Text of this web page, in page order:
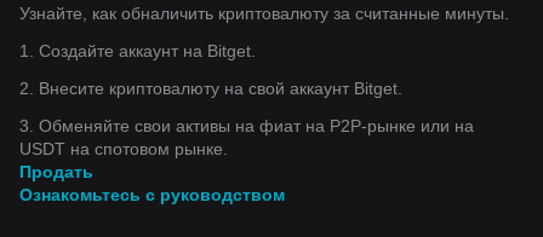
Узнайте, как обналичить криптовалюту за считанные минуты.
1. Создайте аккаунт на Bitget.
2. Внесите криптовалюту на свой аккаунт Bitget.
3. Обменяйте свои активы на фиат на P2P-рынке или на
USDT на спотовом рынке.
Продать
Ознакомьтесь с руководством